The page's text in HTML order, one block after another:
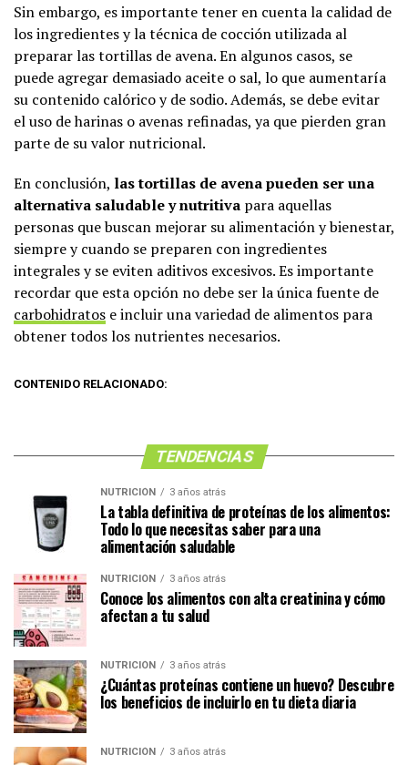
Sin embargo, es importante tener en cuenta la calidad de
los ingredientes y la técnica de cocción utilizada al
preparar las tortillas de avena. En algunos casos, se
puede agregar demasiado aceite o sal, lo que aumentaría
su contenido calórico y de sodio. Además, se debe evitar
el uso de harinas o avenas refinadas, ya que pierden gran
parte de su valor nutricional.
En conclusión, las tortillas de avena pueden ser una
alternativa saludable y nutritiva para aquellas
personas que buscan mejorar su alimentación y bienestar,
siempre y cuando se preparen con ingredientes
integrales y se eviten aditivos excesivos. Es importante
recordar que esta opción no debe ser la única fuente de
carbohidratos e incluir una variedad de alimentos para
obtener todos los nutrientes necesarios.
CONTENIDO RELACIONADO:
TENDENCIAS
NUTRICIÓN 3 años atrás
La tabla definitiva de proteínas de los alimentos:
Todo lo que necesitas saber para una
alimentación saludable
NUTRICIÓN 3 años atrás
Conoce los alimentos con alta creatinina y cómo
afectan a tu salud
NUTRICIÓN 3 años atrás
¿Cuántas proteínas contiene un huevo? Descubre
los beneficios de incluirlo en tu dieta diaria
NUTRICIÓN 3 años atrás